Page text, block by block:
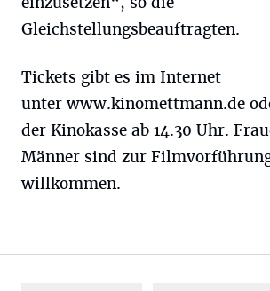
Gleichstellungsbeauftragten.
Tickets gibt es im Internet
unterwww.kinomettmann.de
der Kinokasse ab 14.30 Uhr.
Männer sind zur
willkommen.